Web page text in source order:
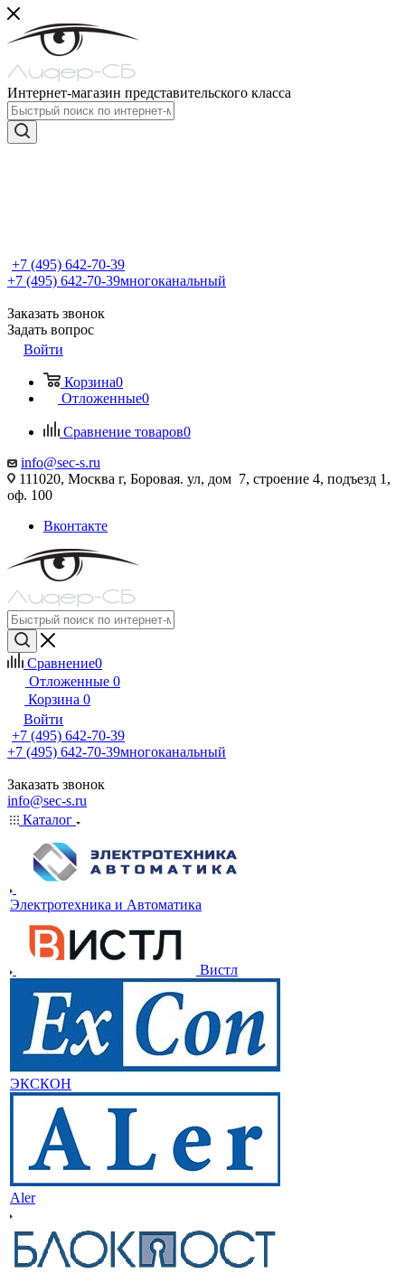
Интернет-магазин представительского класса
+7 (495) 642-70-39
+7 (495) 642-70-39многоканальный
Заказать звонок
Задать вопрос
Войти
Корзина0
Отложенные0
Сравнение товаров0
info@sec-s.ru
111020, Москва г, Боровая. ул, дом 7, строение 4, подъезд 1,
оф. 100
Вконтакте
Сравнение0
Отложенные 0
Корзина 0
Войти
+7 (495) 642-70-39
+7 (495) 642-70-39многоканальный
Заказать звонок
info@sec-s.ru
Каталог
Электротехника и Автоматика
Вистл
ЭКСКОН
Aler